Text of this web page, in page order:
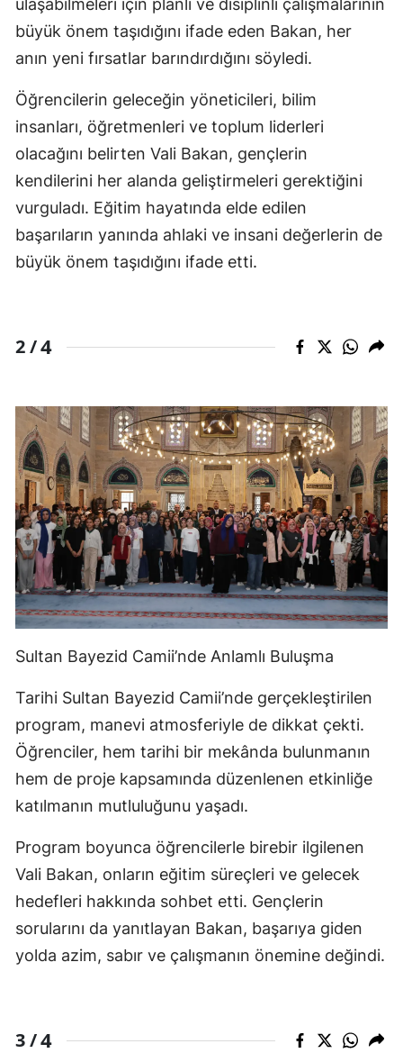
ulaşabilmeleri için planlı ve disiplinli çalışmalarının
büyük önem taşıdığını ifade eden Bakan, her
anın yeni fırsatlar barındırdığını söyledi.
Öğrencilerin geleceğin yöneticileri, bilim
insanları, öğretmenleri ve toplum liderleri
olacağını belirten Vali Bakan, gençlerin
kendilerini her alanda geliştirmeleri gerektiğini
vurguladı. Eğitim hayatında elde edilen
başarıların yanında ahlaki ve insani değerlerin de
büyük önem taşıdığını ifade etti.
2 /4
Sultan Bayezid Camii’nde Anlamlı Buluşma
Tarihi Sultan Bayezid Camii’nde gerçekleştirilen
program, manevi atmosferiyle de dikkat çekti.
Öğrenciler, hem tarihi bir mekânda bulunmanın
hem de proje kapsamında düzenlenen etkinliğe
katılmanın mutluluğunu yaşadı.
Program boyunca öğrencilerle birebir ilgilenen
Vali Bakan, onların eğitim süreçleri ve gelecek
hedefleri hakkında sohbet etti. Gençlerin
sorularını da yanıtlayan Bakan, başarıya giden
yolda azim, sabır ve çalışmanın önemine değindi.
3 /4